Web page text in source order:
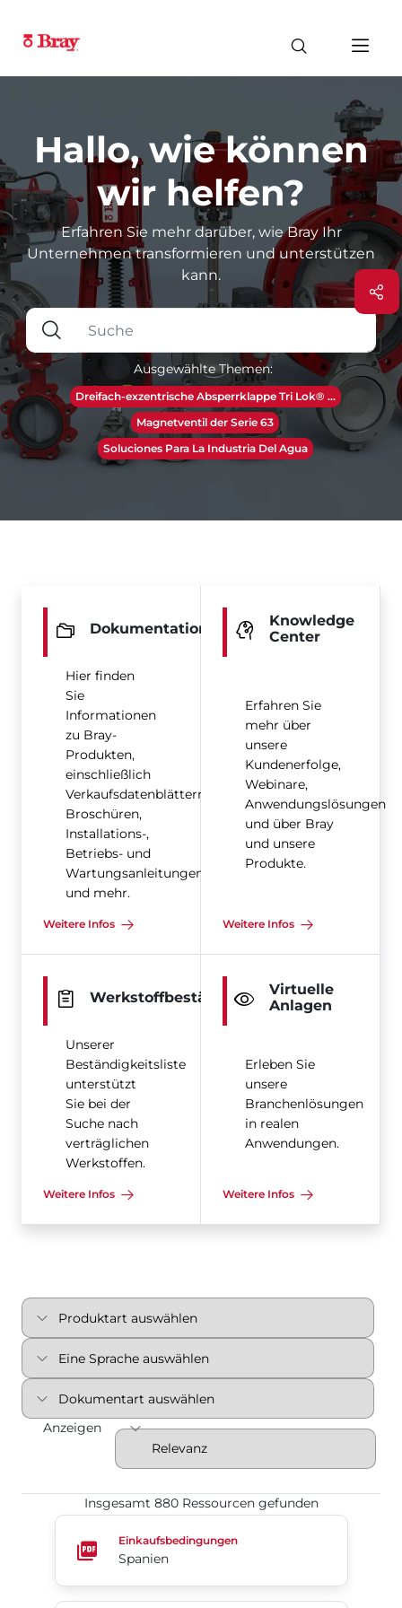
Hallo, wie können
wir helfen?
Erfahren Sie mehr darüber, wie Bray Ihr
Unternehmen transformieren und unterstützen
kann.
Ausgewählte Themen:
Dreifach-exzentrische Absperrklappe Tri Lok® ...
Magnetventil der Serie 63
Soluciones Para La Industria Del Agua
Dokumentation
Hier finden
Sie
Informationen
zu Bray-
Produkten,
einschließlich
Verkaufsdatenblättern,
Broschüren,
Installations-,
Betriebs- und
Wartungsanleitungen
und mehr.
Weitere Infos
Knowledge
Center
Erfahren Sie
mehr über
unsere
Kundenerfolge,
Webinare,
Anwendungslösungen
und über Bray
und unsere
Produkte.
Weitere Infos
Werkstoffbeständigkeit
Unserer
Beständigkeitsliste
unterstützt
Sie bei der
Suche nach
verträglichen
Werkstoffen.
Weitere Infos
Virtuelle
Anlagen
Erleben Sie
unsere
Branchenlösungen
in realen
Anwendungen.
Weitere Infos
Anzeigen
Insgesamt 880 Ressourcen gefunden
Spanien
Einkaufsbedingungen
Spanien